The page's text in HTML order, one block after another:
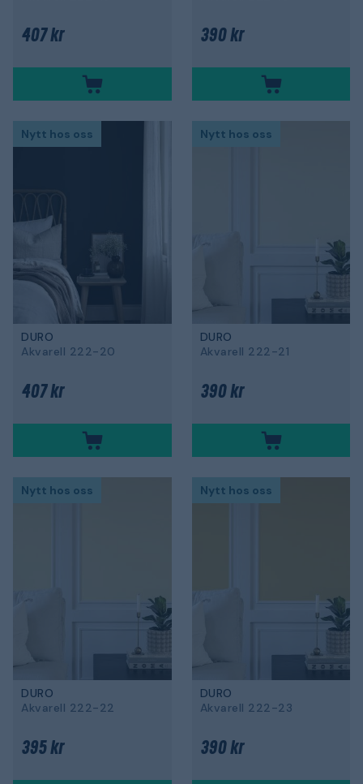
407 kr 390 kr
Nytt hos oss
DURO
Akvarell 222-20
407 kr
Nytt hos oss
DURO
Akvarell 222-21
390 kr
Nytt hos oss
DURO
Akvarell 222-22
395 kr
Nytt hos oss
DURO
Akvarell 222-23
390 kr